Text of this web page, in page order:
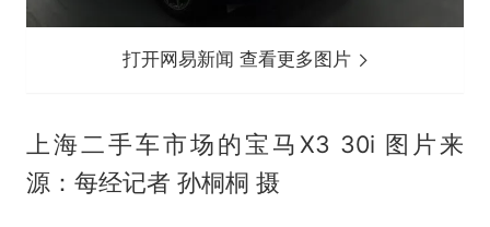
打开网易新闻 查看更多图片
上海二手车市场的宝马X3 30i 图片来
源：每经记者 孙桐桐 摄